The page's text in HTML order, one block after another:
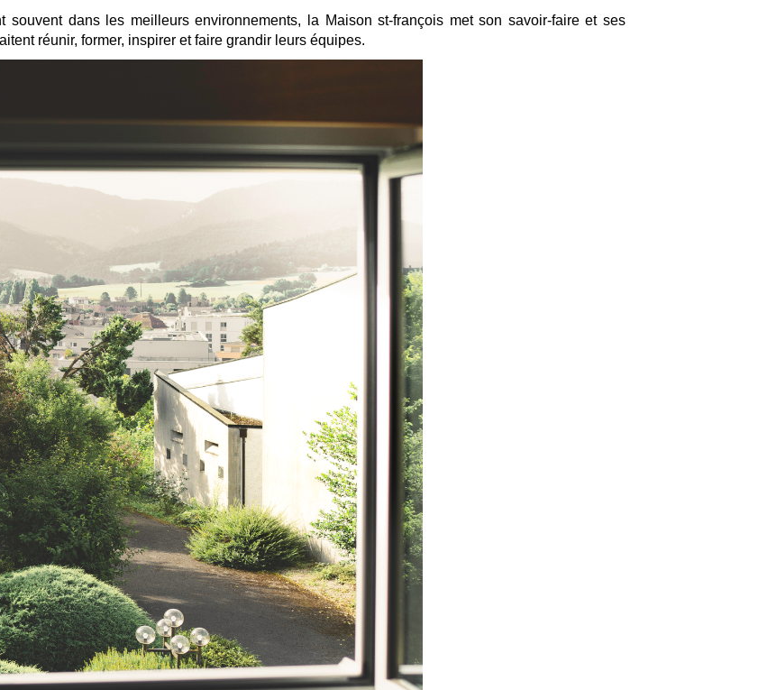
dans les meilleurs environnements, la Maison st-françois met son savoir-faire et ses
réunir, former, inspirer et faire grandir leurs équipes.